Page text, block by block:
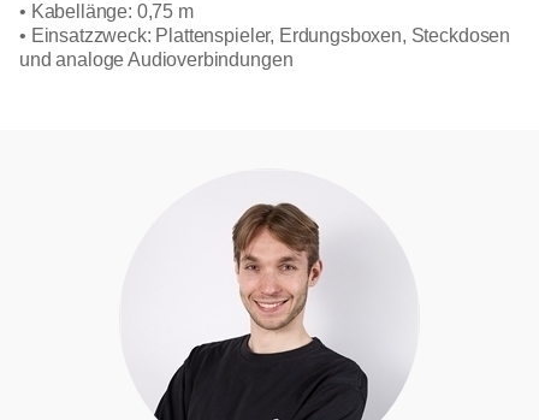
• Kabellänge: 0,75 m
• Einsatzzweck: Plattenspieler, Erdungsboxen, Steckdosen
und analoge Audioverbindungen